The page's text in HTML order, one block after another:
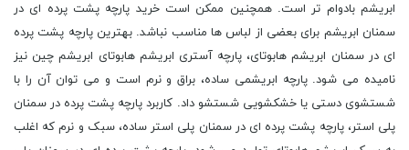
ابریشم بادوام تر است. همچنین ممکن است خرید پارچه پشت پرده ای در
سمنان ابریشم برای بعضی از لباس ها مناسب نباشد. بهترین پارچه پشت پرده
ای در سمنان ابریشم هابوتای، پارچه آستری ابریشم هابوتای ابریشم چین نیز
نامیده می شود. پارچه ابریشمی ساده، براق و نرم است و می توان آن را با
شستشوی دستی یا خشکشویی شستشو داد. کاربرد پارچه پشت پرده در سمنان
پلی استر، پارچه پشت پرده ای در سمنان پلی استر ساده، سبک و نرم که اغلب